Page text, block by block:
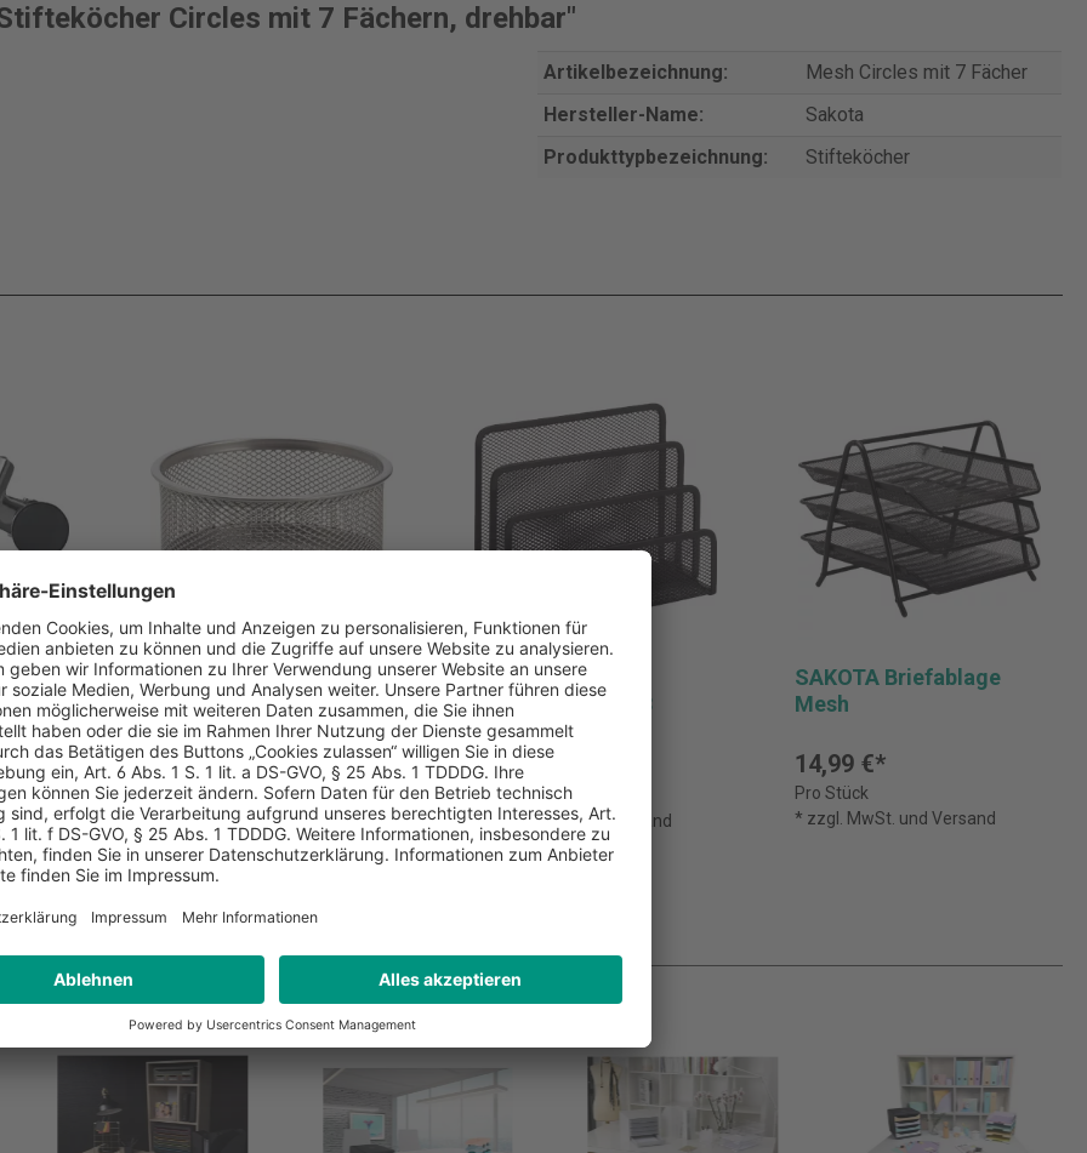
Circles mit 7 Fächern, drehbar"
Artikelbezeichnung:
Mesh Circles mit 7 Fächer
Hersteller-Name:
Sakota
Produkttypbezeichnung:
Stifteköcher
12
SAKOTA Mesh-
Büroklammernspender,
rund
2,29 €*
Pro Stück
* zzgl. MwSt. und Versand
SAKOTA Mesh-
Briefständer mit 3
Fächer
4,49 €*
Pro Stück
* zzgl. MwSt. und Versand
SAKOTA Briefablage
Mesh
14,99 €*
Pro Stück
* zzgl. MwSt. und Versand